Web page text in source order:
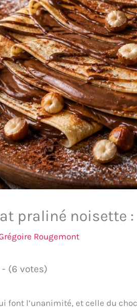
praliné noisette
Rougemont
(6 votes)
font l’unanimité, et celle du